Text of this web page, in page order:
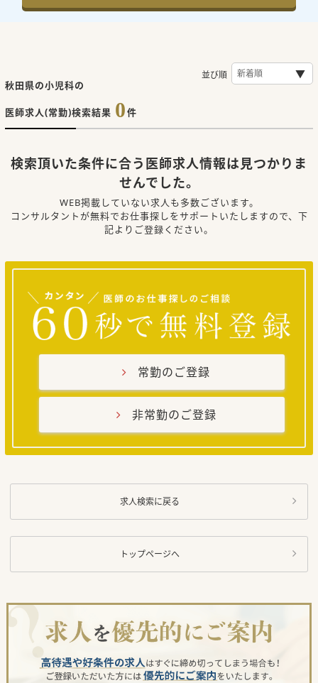
秋田県の小児科の
医師求人(常勤)検索結果 0件
並び順
検索頂いた条件に合う医師求人情報は見つかりま
せんでした。
WEB掲載していない求人も多数ございます。
コンサルタントが無料でお仕事探しをサポートいたしますので、下
記よりご登録ください。
常勤のご登録
非常勤のご登録
求人検索に戻る
トップページへ